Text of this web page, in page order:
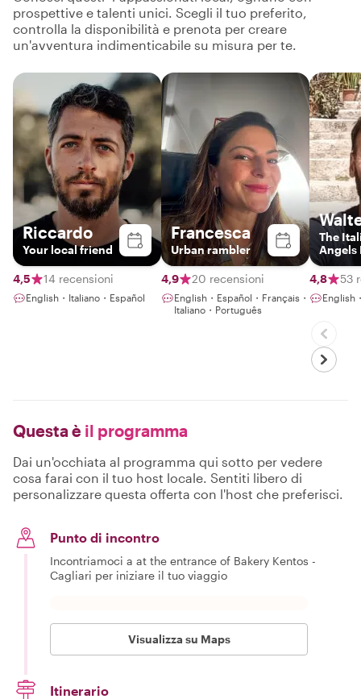
prospettive e talenti unici. Scegli il tuo preferito,
controlla la disponibilità e prenota per creare
un'avventura indimenticabile su misura per te.
Riccardo
Your local friend
4,5 14 recensioni
English・Italiano・Español
Francesca
Urban rambler
4,9 20 recensioni
English・Español・Français・
Italiano・Português
The
Angels
4,8 53
English
Questa è il programma
Dai un'occhiata al programma qui sotto per vedere
cosa farai con il tuo host locale. Sentiti libero di
personalizzare questa offerta con l'host che preferisci.
Punto di incontro
Incontriamoci a at the entrance of Bakery Kentos -
Cagliari per iniziare il tuo viaggio
Visualizza su Maps
Itinerario